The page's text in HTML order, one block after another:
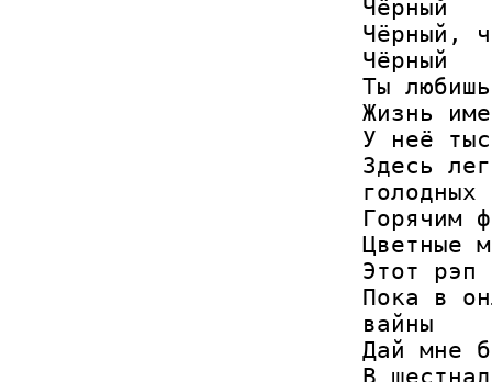
Чёрный
Чёрный,
Чёрный
Ты
Жизнь
У неё
Здесь
голодных
Горячим
Цветные
Этот рэп
Пока в
вайны
Дай мне
В